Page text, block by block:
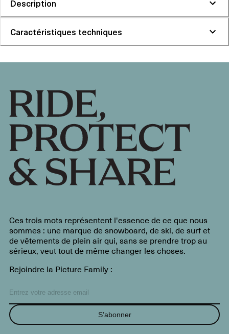
Description
Caractéristiques techniques
Ces trois mots représentent l'essence de ce que nous
sommes : une marque de snowboard, de ski, de surf et
de vêtements de plein air qui, sans se prendre trop au
sérieux, veut tout de même changer les choses.
Rejoindre la Picture Family :
S’abonner